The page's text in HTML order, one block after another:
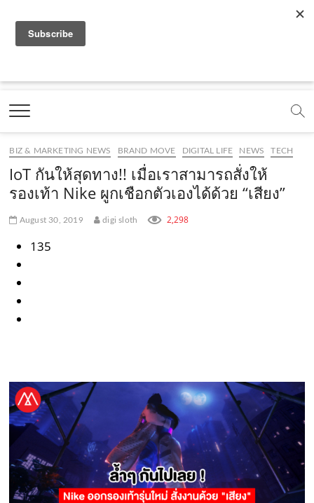
a
e
b
o
o
k
o
t
b
e
.
.
o
e
m
e
t
g
r
a
t
k
.
c
Marketing Oops!
DIGITAL | CREATIVE | ADVERTISING | CAMPAIGN |
BIZ & MARKETING NEWS BRAND MOVE DIGITAL LIFE NEWS TECH
IoT กันให้สุดทาง!! เมื่อเราสามารถสั่งให้
รองเท้า Nike ผูกเชือกตัวเองได้ด้วย “เสียง”
August 30, 2019 digi sloth 2,298
135